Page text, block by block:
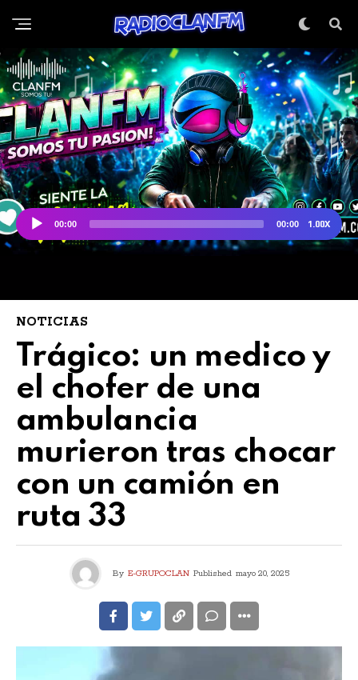
NOTICIAS
Trágico: un medico y
el chofer de una
ambulancia
murieron tras chocar
con un camión en
ruta 33
By E-GRUPOCLAN Published mayo 20, 2025